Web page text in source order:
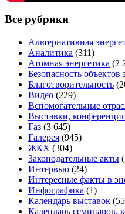
Все рубрики
Альтернативная
Аналитика (311)
Атомная энергетика (2
Безопасность объектов
Благотворительность
Видео (229)
Вспомогательные
Выставки,
Газ (3 645)
Галерея (945)
ЖКХ (304)
Законодательные акты
Интервью (24)
Интересные факты в
Инфографика (1)
Календарь выставок
Календарь семинаров,